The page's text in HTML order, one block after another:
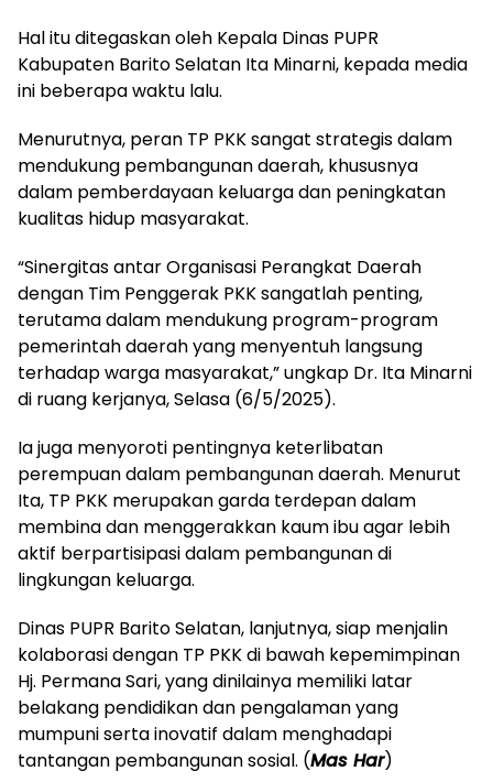
Hal itu ditegaskan oleh Kepala Dinas PUPR
Kabupaten Barito Selatan Ita Minarni, kepada media
ini beberapa waktu lalu.
Menurutnya, peran TP PKK sangat strategis dalam
mendukung pembangunan daerah, khususnya
dalam pemberdayaan keluarga dan peningkatan
kualitas hidup masyarakat.
“Sinergitas antar Organisasi Perangkat Daerah
dengan Tim Penggerak PKK sangatlah penting,
terutama dalam mendukung program-program
pemerintah daerah yang menyentuh langsung
terhadap warga masyarakat,” ungkap Dr. Ita Minarni
di ruang kerjanya, Selasa (6/5/2025).
Ia juga menyoroti pentingnya keterlibatan
perempuan dalam pembangunan daerah. Menurut
Ita, TP PKK merupakan garda terdepan dalam
membina dan menggerakkan kaum ibu agar lebih
aktif berpartisipasi dalam pembangunan di
lingkungan keluarga.
Dinas PUPR Barito Selatan, lanjutnya, siap menjalin
kolaborasi dengan TP PKK di bawah kepemimpinan
Hj. Permana Sari, yang dinilainya memiliki latar
belakang pendidikan dan pengalaman yang
mumpuni serta inovatif dalam menghadapi
tantangan pembangunan sosial. (Mas Har)